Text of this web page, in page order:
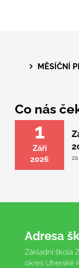
MĚSÍČNÍ
Co nás
1
Září
2026
Adresa
Základní škola
okres Uherské